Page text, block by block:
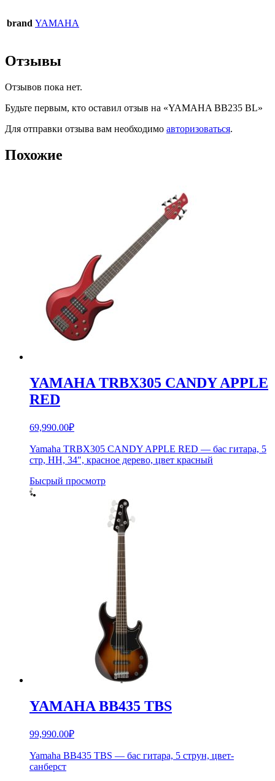
brand YAMAHA
Отзывы
Отзывов пока нет.
Будьте первым, кто оставил отзыв на «YAMAHA BB235 BL»
Для отправки отзыва вам необходимо авторизоваться.
Похожие
YAMAHA TRBX305 CANDY APPLE
RED
69,990.00₽
Yamaha TRBX305 CANDY APPLE RED — бас гитара, 5
стр, HH, 34″, красное дерево, цвет красный
Бысрый просмотр
YAMAHA BB435 TBS
99,990.00₽
Yamaha BB435 TBS — бас гитара, 5 струн, цвет-
санберст